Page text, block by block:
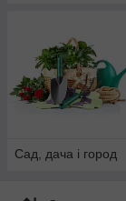
Сад, дача і город